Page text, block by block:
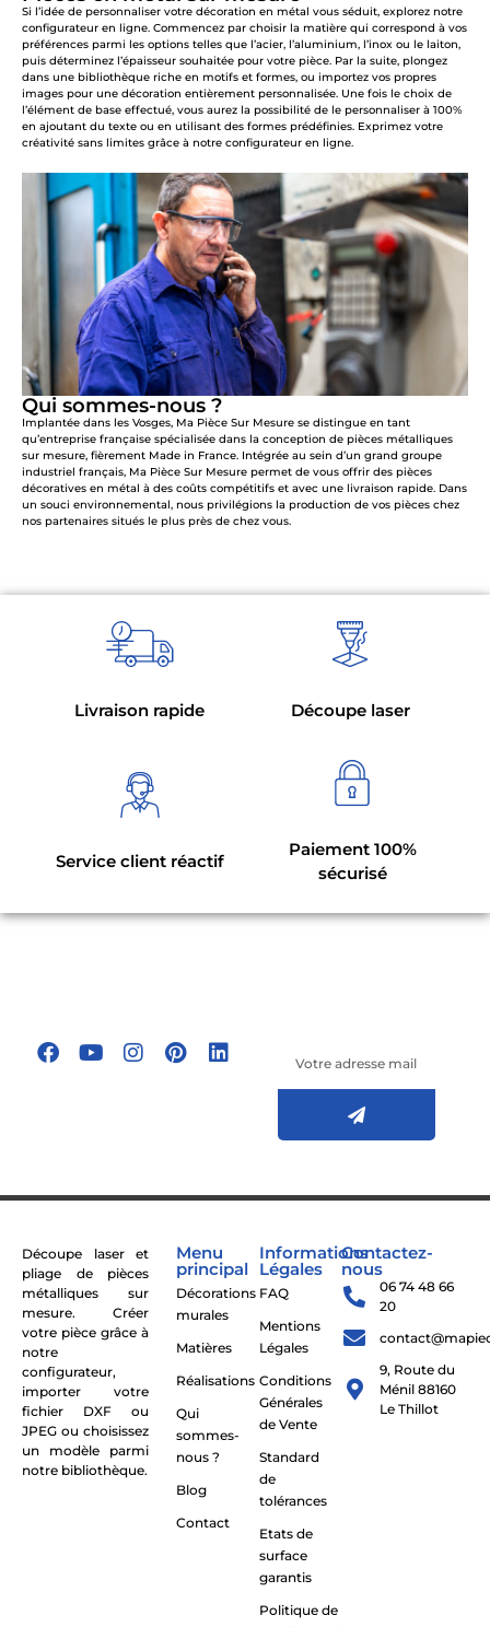
Si l’idée de personnaliser votre décoration en métal vous séduit, explorez notre
configurateur en ligne. Commencez par choisir la matière qui correspond à vos
préférences parmi les options telles que l’acier, l’aluminium, l’inox ou le laiton,
puis déterminez l’épaisseur souhaitée pour votre pièce. Par la suite, plongez
dans une bibliothèque riche en motifs et formes, ou importez vos propres
images pour une décoration entièrement personnalisée. Une fois le choix de
l’élément de base effectué, vous aurez la possibilité de le personnaliser à 100%
en ajoutant du texte ou en utilisant des formes prédéfinies. Exprimez votre
créativité sans limites grâce à notre configurateur en ligne.
Qui sommes-nous ?
Implantée dans les Vosges, Ma Pièce Sur Mesure se distingue en tant
qu’entreprise française spécialisée dans la conception de pièces métalliques
sur mesure, fièrement Made in France. Intégrée au sein d’un grand groupe
industriel français, Ma Pièce Sur Mesure permet de vous offrir des pièces
décoratives en métal à des coûts compétitifs et avec une livraison rapide. Dans
un souci environnemental, nous privilégions la production de vos pièces chez
nos partenaires situés le plus près de chez vous.
Livraison rapide Découpe laser
Service client réactif
Paiement 100%
sécurisé
Découpe laser et
pliage de pièces
métalliques sur
mesure. Créer
votre pièce grâce à
notre
configurateur,
importer votre
fichier DXF ou
JPEG ou choisissez
un modèle parmi
notre bibliothèque.
Menu
principal
Décorations
murales
Matières
Réalisations
Qui
sommes-
nous ?
Blog
Contact
Informations
Légales
FAQ
Mentions
Légales
Conditions
Générales
de Vente
Standard
de
tolérances
Etats de
surface
garantis
Politique de
Contactez-
nous
06 74 48 66
20
9, Route du
Ménil 88160
Le Thillot